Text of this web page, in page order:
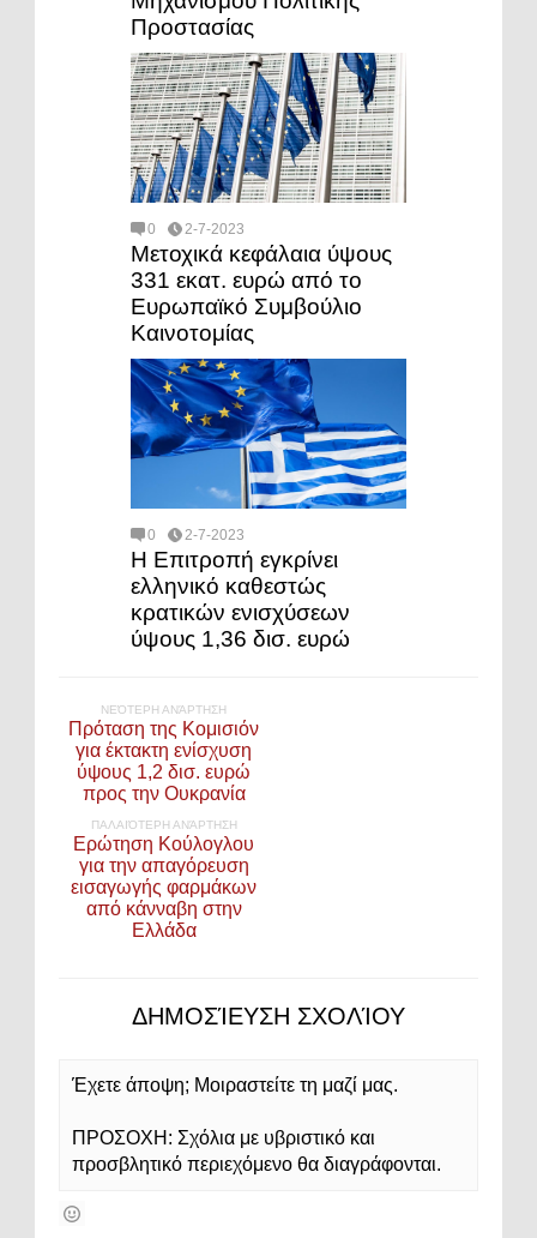
Προστασίας
0 2-7-2023
Μετοχικά κεφάλαια ύψους
331 εκατ. ευρώ από το
Ευρωπαϊκό Συμβούλιο
Καινοτομίας
0 2-7-2023
Η Επιτροπή εγκρίνει
ελληνικό καθεστώς
κρατικών ενισχύσεων
ύψους 1,36 δισ. ευρώ
ΝΕΌΤΕΡΗ ΑΝΆΡΤΗΣΗ
Πρόταση της Κομισιόν
για έκτακτη ενίσχυση
ύψους 1,2 δισ. ευρώ
προς την Ουκρανία
ΠΑΛΑΙΌΤΕΡΗ ΑΝΆΡΤΗΣΗ
Ερώτηση Κούλογλου
για την απαγόρευση
εισαγωγής φαρμάκων
από κάνναβη στην
Ελλάδα
ΔΗΜΟΣΊΕΥΣΗ ΣΧΟΛΊΟΥ
Έχετε άποψη; Μοιραστείτε τη μαζί μας.
ΠΡΟΣΟΧΗ: Σχόλια με υβριστικό και
προσβλητικό περιεχόμενο θα διαγράφονται.